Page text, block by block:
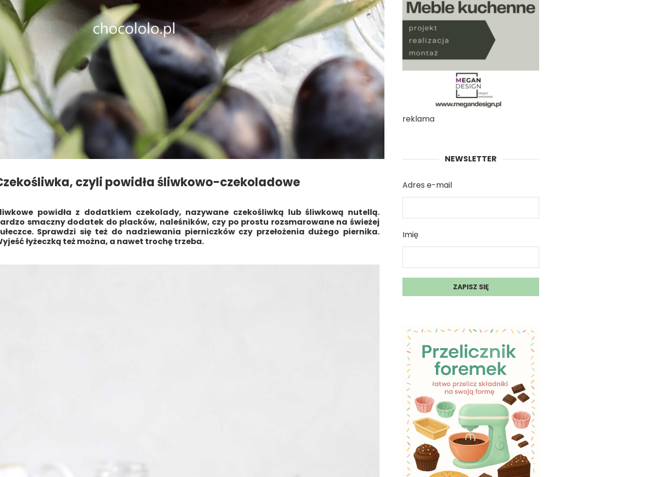
czyli powidła śliwkowo-czekoladowe
powidła z dodatkiem czekolady, nazywane czekośliwką lub śliwkową nutellą.
smaczny dodatek do placków, naleśników, czy po prostu rozsmarowane na świeżej
Sprawdzi się też do nadziewania pierniczków czy przełożenia dużego piernika.
łyżeczką też można, a nawet trochę trzeba.
reklama
NEWSLETTER
Adres e-mail
Imię